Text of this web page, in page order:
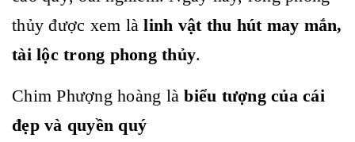
thủy được xem làlinh vật thu hút may mắn,
tài lộc trong phong thủy.
Chim Phượng hoàng làbiểu tượng của cái
đẹp và quyền quý